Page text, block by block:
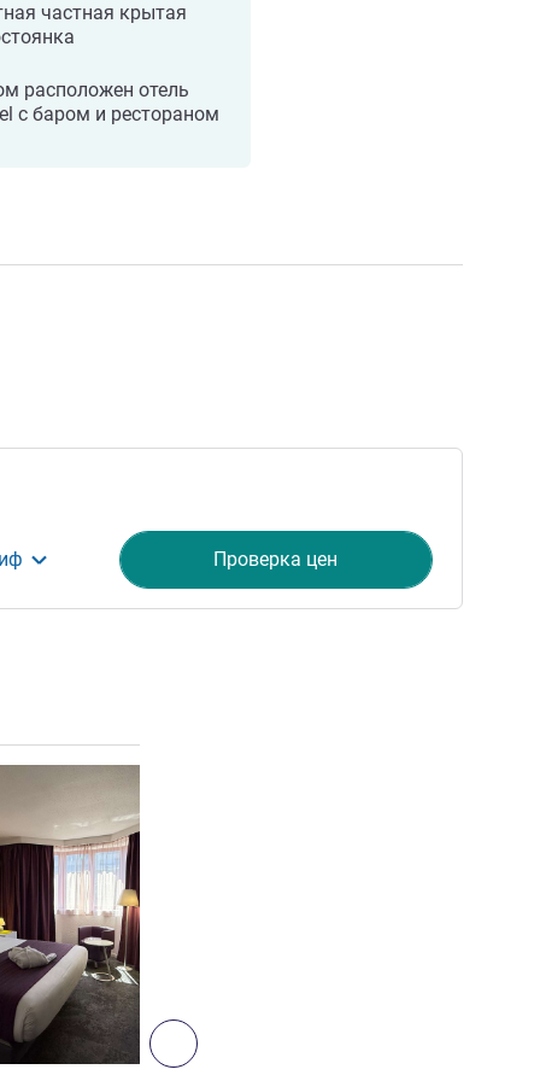
частная крытая
расположен отель
с баром и рестораном
Проверка цен
Далее - Номер